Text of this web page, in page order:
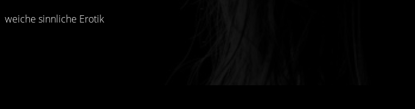
weiche sinnliche Erotik